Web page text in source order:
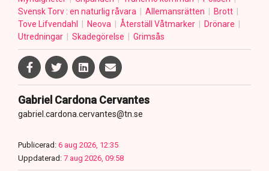
Svensk Torv : en naturlig råvara
Allemansrätten
Brott
Tove Lifvendahl
Neova Återställ Våtmarker
Drönare
Utredningar
Skadegörelse Grimsås
Gabriel Cardona Cervantes
gabriel.cardona.cervantes@tn.se
Publicerad: 6 aug 2026, 12:35
Uppdaterad: 7 aug 2026, 09:58